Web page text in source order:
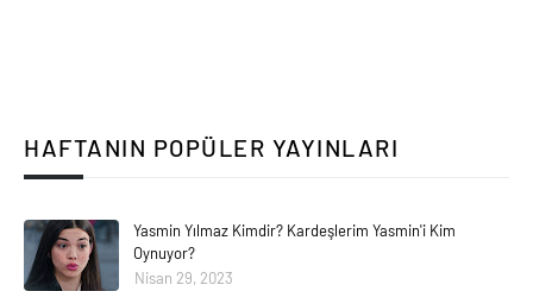
HAFTANIN POPÜLER YAYINLARI
Yasmin Yılmaz Kimdir? Kardeşlerim Yasmin'i Kim
Oynuyor?
Nisan 29, 2023